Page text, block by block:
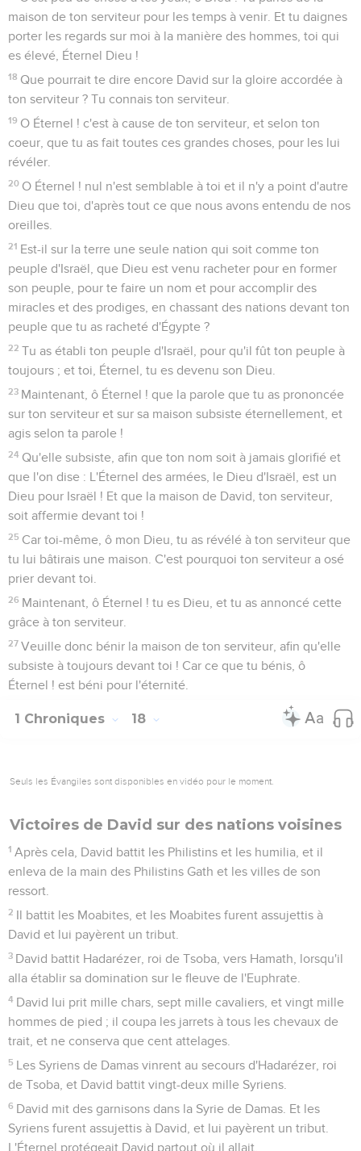
maison de ton serviteur pour les temps à venir. Et tu daignes
porter les regards sur moi à la manière des hommes, toi qui
es élevé, Éternel Dieu !
18 Que pourrait te dire encore David sur la gloire accordée à
ton serviteur ? Tu connais ton serviteur.
19 O Éternel ! c'est à cause de ton serviteur, et selon ton
coeur, que tu as fait toutes ces grandes choses, pour les lui
révéler.
20 O Éternel ! nul n'est semblable à toi et il n'y a point d'autre
Dieu que toi, d'après tout ce que nous avons entendu de nos
oreilles.
21 Est-il sur la terre une seule nation qui soit comme ton
peuple d'Israël, que Dieu est venu racheter pour en former
son peuple, pour te faire un nom et pour accomplir des
miracles et des prodiges, en chassant des nations devant ton
peuple que tu as racheté d'Égypte ?
22 Tu as établi ton peuple d'Israël, pour qu'il fût ton peuple à
toujours ; et toi, Éternel, tu es devenu son Dieu.
23 Maintenant, ô Éternel ! que la parole que tu as prononcée
sur ton serviteur et sur sa maison subsiste éternellement, et
agis selon ta parole !
24 Qu'elle subsiste, afin que ton nom soit à jamais glorifié et
que l'on dise : L'Éternel des armées, le Dieu d'Israël, est un
Dieu pour Israël ! Et que la maison de David, ton serviteur,
soit affermie devant toi !
25 Car toi-même, ô mon Dieu, tu as révélé à ton serviteur que
tu lui bâtirais une maison. C'est pourquoi ton serviteur a osé
prier devant toi.
26 Maintenant, ô Éternel ! tu es Dieu, et tu as annoncé cette
grâce à ton serviteur.
27 Veuille donc bénir la maison de ton serviteur, afin qu'elle
subsiste à toujours devant toi ! Car ce que tu bénis, ô
Éternel ! est béni pour l'éternité.
1 Chroniques 18
Seuls les Évangiles sont disponibles en vidéo pour le moment.
Victoires de David sur des nations voisines
1 Après cela, David battit les Philistins et les humilia, et il
enleva de la main des Philistins Gath et les villes de son
ressort.
2 Il battit les Moabites, et les Moabites furent assujettis à
David et lui payèrent un tribut.
3 David battit Hadarézer, roi de Tsoba, vers Hamath, lorsqu'il
alla établir sa domination sur le fleuve de l'Euphrate.
4 David lui prit mille chars, sept mille cavaliers, et vingt mille
hommes de pied ; il coupa les jarrets à tous les chevaux de
trait, et ne conserva que cent attelages.
5 Les Syriens de Damas vinrent au secours d'Hadarézer, roi
de Tsoba, et David battit vingt-deux mille Syriens.
6 David mit des garnisons dans la Syrie de Damas. Et les
Syriens furent assujettis à David, et lui payèrent un tribut.
L'Éternel protégeait David partout où il allait.